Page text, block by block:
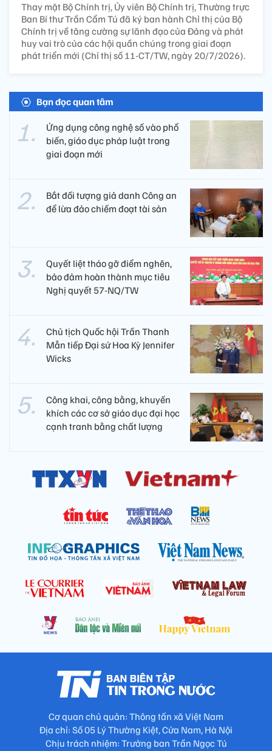
Thay mặt Bộ Chính trị, Ủy viên Bộ Chính trị, Thường trực
Ban Bí thư Trần Cẩm Tú đã ký ban hành Chỉ thị của Bộ
Chính trị về tăng cường sự lãnh đạo của Đảng và phát
huy vai trò của các hội quần chúng trong giai đoạn
phát triển mới (Chỉ thị số 11-CT/TW, ngày 20/7/2026).
Bạn đọc quan tâm
Ứng dụng công nghệ số vào phổ
biến, giáo dục pháp luật trong
giai đoạn mới
Bắt đối tượng giả danh Công an
để lừa đảo chiếm đoạt tài sản
Quyết liệt tháo gỡ điểm nghẽn,
bảo đảm hoàn thành mục tiêu
Nghị quyết 57-NQ/TW
Chủ tịch Quốc hội Trần Thanh
Mẫn tiếp Đại sứ Hoa Kỳ Jennifer
Wicks
Công khai, công bằng, khuyến
khích các cơ sở giáo dục đại học
cạnh tranh bằng chất lượng​
Cơ quan chủ quản: Thông tấn xã Việt Nam
Địa chỉ: Số 05 Lý Thường Kiệt, Cửa Nam, Hà Nội
Chịu trách nhiệm: Trưởng ban Trần Ngọc Tú